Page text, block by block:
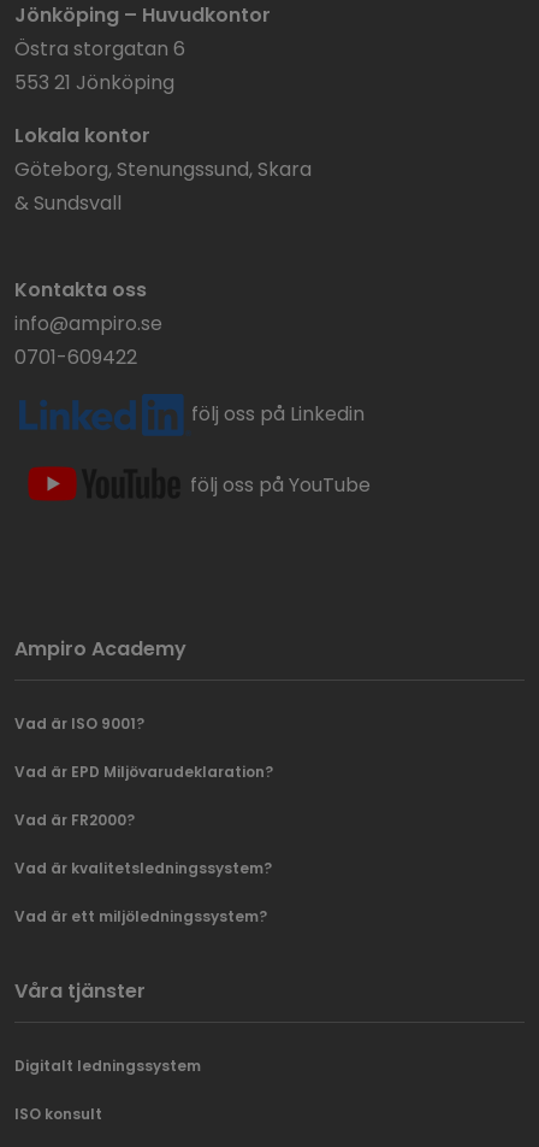
Jönköping – Huvudkontor
Östra storgatan 6
553 21 Jönköping
Lokala kontor
Göteborg, Stenungssund, Skara
& Sundsvall
Kontakta oss
info@ampiro.se
0701-609422
följ oss på Linkedin
följ oss på YouTube
Ampiro Academy
Vad är ISO 9001?
Vad är EPD Miljövarudeklaration?
Vad är FR2000?
Vad är kvalitetsledningssystem?
Vad är ett miljöledningssystem?
Våra tjänster
Digitalt ledningssystem
ISO konsult